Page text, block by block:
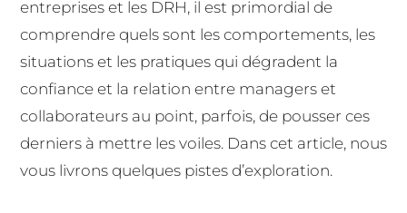
entreprises et les DRH, il est primordial de
comprendre quels sont les comportements, les
situations et les pratiques qui dégradent la
confiance et la relation entre managers et
collaborateurs au point, parfois, de pousser ces
derniers à mettre les voiles. Dans cet article, nous
vous livrons quelques pistes d’exploration.